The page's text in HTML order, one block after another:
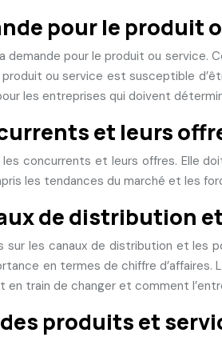
pour le produit
pour le produit ou
ou service est susceptible
les entreprises qui doivent
et leurs
concurrents et leurs offres. Elle
les tendances du marché et les
de distribution
les canaux de distribution et les
en termes de chiffre
train de changer et comment
produits et